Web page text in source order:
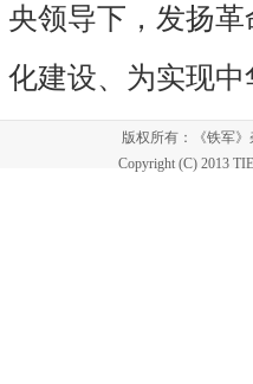
央领导下，发扬
化建设、为实现
版权所有：《铁军
Copyright (C) 2013